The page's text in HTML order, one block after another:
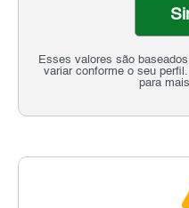
Esses valores são
variar conforme o seu
para